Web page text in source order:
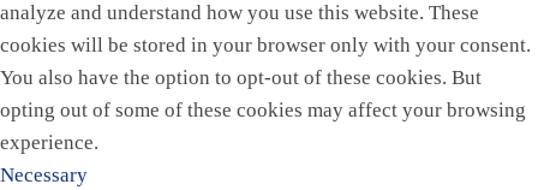
analyze and understand how you use this website. These
cookies will be stored in your browser only with your consent.
You also have the option to opt-out of these cookies. But
opting out of some of these cookies may affect your browsing
experience.
Necessary